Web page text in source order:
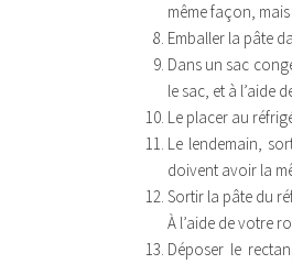
même façon,
Emballer la pâte
Dans un sac
le sac, et à l’aide
Le placer au
Le lendemain,
doivent avoir la
Sortir la pâte du
À l’aide de votre
Déposer le